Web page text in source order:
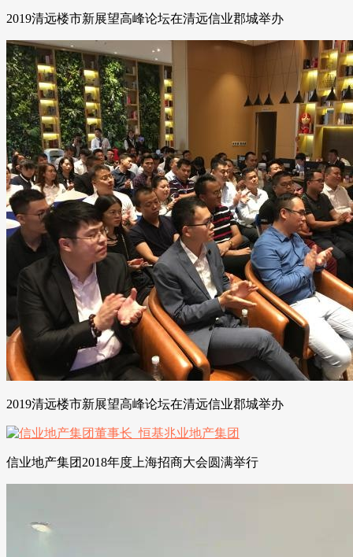
2019清远楼市新展望高峰论坛在清远信业郡城举办
2019清远楼市新展望高峰论坛在清远信业郡城举办
信业地产集团2018年度上海招商大会圆满举行